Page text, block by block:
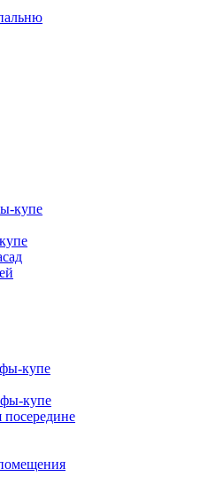
купе
купе
купе
посередине